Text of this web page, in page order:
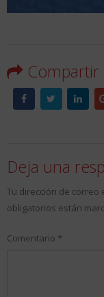
Deja una
Tu dirección de correo
obligatorios están
Comentario *